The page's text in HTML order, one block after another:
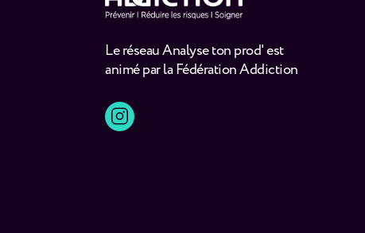
Le réseau Analyse ton prod' est
animé par la Fédération Addiction